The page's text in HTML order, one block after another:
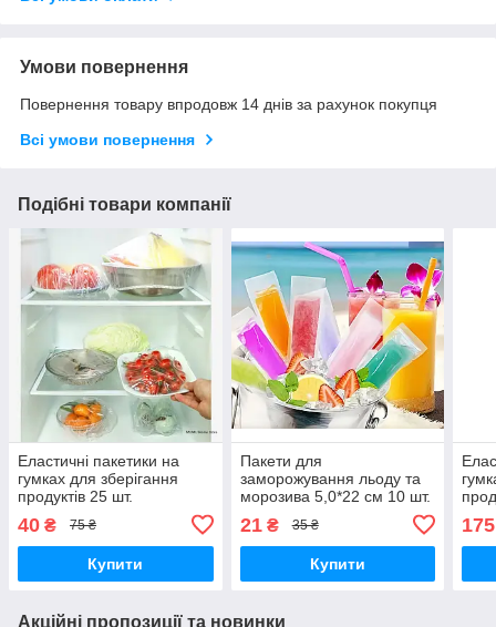
Умови повернення
Повернення товару впродовж 14 днів за рахунок покупця
Всі умови повернення
Подібні товари компанії
Еластичні пакетики на
гумках для зберігання
продуктів 25 шт.
40 ₴ 75 ₴
Купити
Пакети для
заморожування льоду та
морозива 5,0*22 см 10 шт.
21₴ 35 ₴
Купити
175
Акційні пропозиції та новинки